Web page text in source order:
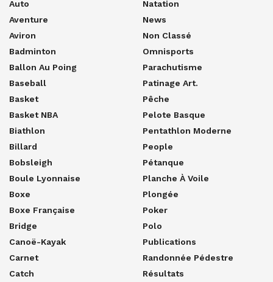
Auto
Aventure
Aviron
Badminton
Ballon Au Poing
Baseball
Basket
Basket NBA
Biathlon
Billard
Bobsleigh
Boule Lyonnaise
Boxe
Boxe Française
Bridge
Canoë-Kayak
Carnet
Catch
Natation
News
Non Classé
Omnisports
Parachutisme
Patinage Art.
Pêche
Pelote Basque
Pentathlon Moderne
People
Pétanque
Planche À Voile
Plongée
Poker
Polo
Publications
Randonnée Pédestre
Résultats